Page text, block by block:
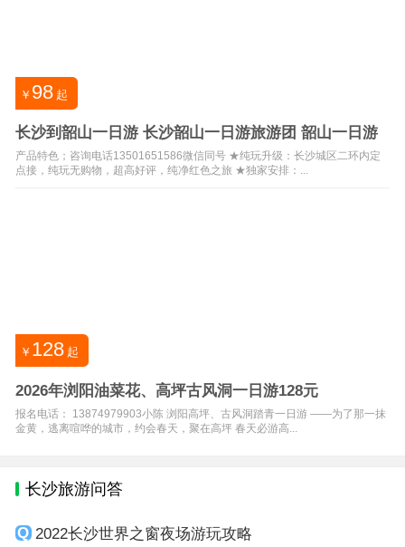
￥ 98 起
长沙到韶山一日游 长沙韶山一日游旅游团 韶山一日游
产品特色；咨询电话13501651586微信同号 ★纯玩升级：长沙城区二环内定
点接，纯玩无购物，超高好评，纯净红色之旅 ★独家安排：...
￥ 128 起
2026年浏阳油菜花、高坪古风洞一日游128元
报名电话： 13874979903小陈 浏阳高坪、古风洞踏青一日游 ——为了那一抹
金黄，逃离喧哗的城市，约会春天，聚在高坪 春天必游高...
长沙旅游问答
2022长沙世界之窗夜场游玩攻略